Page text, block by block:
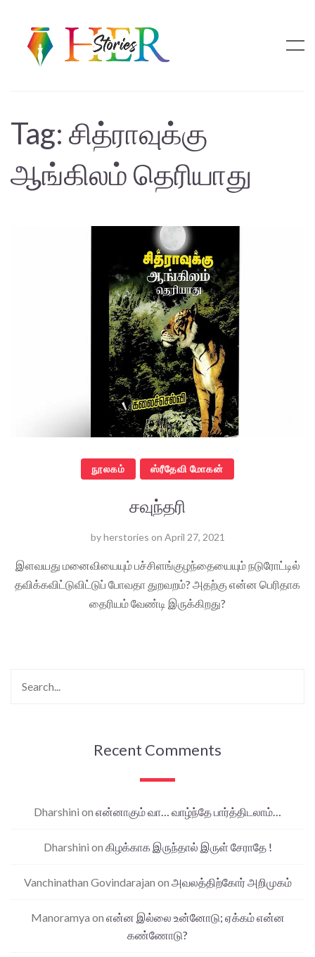
Tag: சித்ராவுக்கு
ஆங்கிலம் தெரியாது
நூலகம் ஸ்ரீதேவி மோகன்
சவுந்தரி
byherstories on April 27, 2021
இளவயது மனைவியையும் பச்சிளங்குழந்தையையும் நடுரோட்டில்
தவிக்கவிட்டுவிட்டுப் போவதா துறவறம்? அதற்கு என்ன பெரிதாக
தைரியம் வேண்டி இருக்கிறது?
Recent Comments
Dharshini on என்னாகும் வா… வாழ்ந்தே பார்த்திடலாம்…
Dharshini on கிழக்காக இருந்தால் இருள் சேராதே !
Vanchinathan Govindarajan on அவலத்திற்கோர் அறிமுகம்
Manoramya on என்ன இல்லை உன்னோடு; ஏக்கம் என்ன
கண்ணோடு?